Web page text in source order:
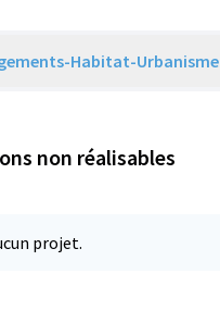
Habitat-Urbanisme
non réalisables
projet.